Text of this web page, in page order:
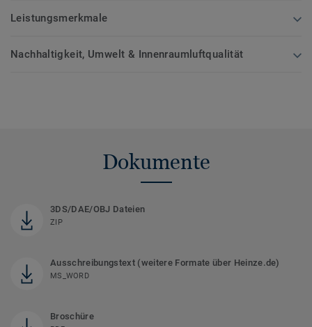
Leistungsmerkmale
Nachhaltigkeit, Umwelt & Innenraumluftqualität
Dokumente
3DS/DAE/OBJ Dateien
ZIP
Ausschreibungstext (weitere Formate über Heinze.de)
MS_WORD
Broschüre